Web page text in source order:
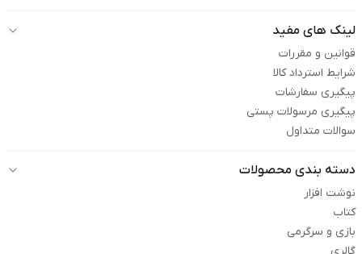
لینک های مفید
قوانین و مقررات
شرایط استرداد کالا
پیگیری سفارشات
پیگیری مرسولات پستی
سوالات متداول
دسته بندی محصولات
نوشت افزار
کتاب
بازی و سرگرمی